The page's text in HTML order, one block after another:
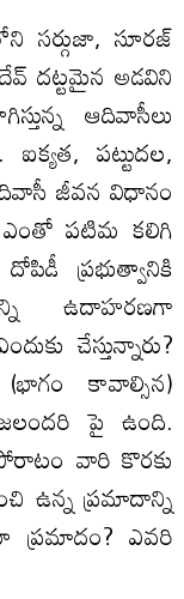
సర్గుజా, సూరజ్
దట్టమైన అడవిని
ఆదివాసీలు
పట్టుదల,
జీవన విధానం
ఎంతో పటిమ కలిగి
ప్రభుత్వానికి
ఉదాహరణగా
చేస్తున్నారు?
(భాగం కావాల్సిన)
పై ఉంది.
పోరాటం వారి కొరకు
ఉన్న ప్రమాదాన్ని
ప్రమాదం? ఎవరి